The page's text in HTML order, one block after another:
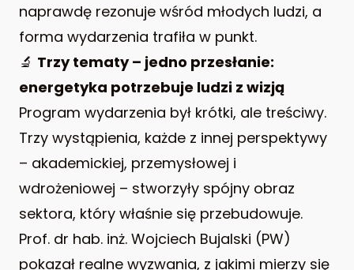
naprawdę rezonuje wśród młodych ludzi, a
forma wydarzenia trafiła w punkt.
🔬 Trzy tematy – jedno przesłanie:
energetyka potrzebuje ludzi z wizją
Program wydarzenia był krótki, ale treściwy.
Trzy wystąpienia, każde z innej perspektywy
– akademickiej, przemysłowej i
wdrożeniowej – stworzyły spójny obraz
sektora, który właśnie się przebudowuje.
Prof. dr hab. inż. Wojciech Bujalski (PW)
pokazał realne wyzwania, z jakimi mierzy się